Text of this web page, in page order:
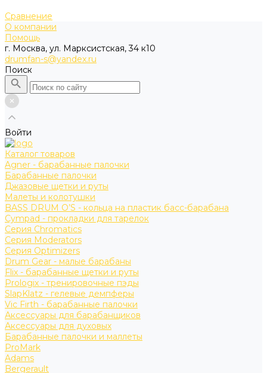
Сравнение
О компании
Помощь
г. Москва, ул. Марксистская, 34 к10
drumfan-s@yandex.ru
Поиск
Войти
Каталог товаров
Agner - барабанные палочки
Барабанные палочки
Джазовые щетки и руты
Малеты и колотушки
BASS DRUM O’S - кольца на пластик басс-барабана
Cympad - прокладки для тарелок
Серия Chromatics
Серия Moderators
Серия Optimizers
Drum Gear - малые барабаны
Flix - барабанные щетки и руты
Prologix - тренировочные пэды
SlapKlatz - гелевые демпферы
Vic Firth - барабанные палочки
Аксессуары для барабанщиков
Аксессуары для духовых
Барабанные палочки и маллеты
ProMark
Adams
Bergerault